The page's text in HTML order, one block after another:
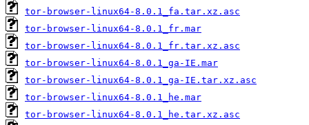
tor-browser-linux64-8.0.1_fa.tar.xz.asc
tor-browser-linux64-8.0.1_fr.mar
tor-browser-linux64-8.0.1_fr.tar.xz.asc
tor-browser-linux64-8.0.1_ga-IE.mar
tor-browser-linux64-8.0.1_ga-IE.tar.xz.asc
tor-browser-linux64-8.0.1_he.mar
tor-browser-linux64-8.0.1_he.tar.xz.asc